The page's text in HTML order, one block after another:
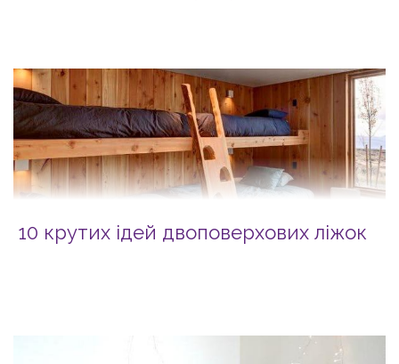
10 крутих ідей двоповерхових ліжок